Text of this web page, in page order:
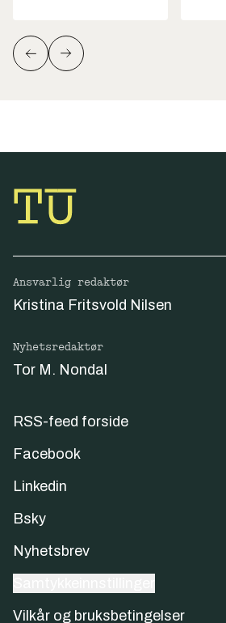
Ansvarlig redaktør
Kristina Fritsvold Nilsen
Nyhetsredaktør
Tor M. Nondal
RSS-feed forside
Facebook
Linkedin
Bsky
Nyhetsbrev
Vilkår og bruksbetingelser